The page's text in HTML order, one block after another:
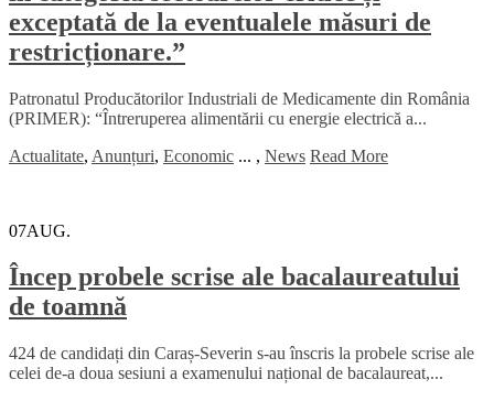
exceptată de la eventualele măsuri de
restricționare.”
Patronatul Producătorilor Industriali de Medicamente din România
(PRIMER): “Întreruperea alimentării cu energie electrică a...
Actualitate, Anunțuri, Economic ... , News Read More
07AUG.
Încep probele scrise ale bacalaureatului
de toamnă
424 de candidați din Caraș-Severin s-au înscris la probele scrise ale
celei de-a doua sesiuni a examenului național de bacalaureat,...